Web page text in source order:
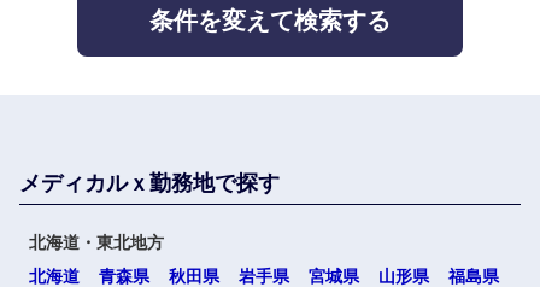
条件を変えて検索する
メディカルｘ勤務地で探す
北海道・東北地方
北海道
青森県 秋田県 岩手県 宮城県 山形県 福島県